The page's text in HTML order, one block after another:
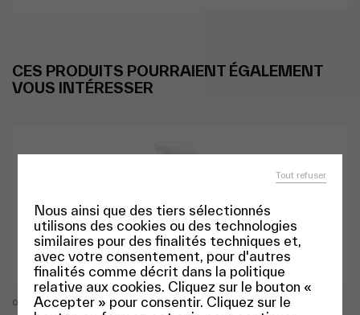
CES PRODUITS POURRAIENT ÉGALEMENT
VOUS INTÉRESSER
0,65L
Nous ainsi que des tiers sélectionnés
utilisons des cookies ou des technologies
similaires pour des finalités techniques et,
avec votre consentement, pour d'autres
finalités comme décrit dans la politique
relative aux cookies. Cliquez sur le bouton «
Accepter » pour consentir. Cliquez sur le
Tout refuser